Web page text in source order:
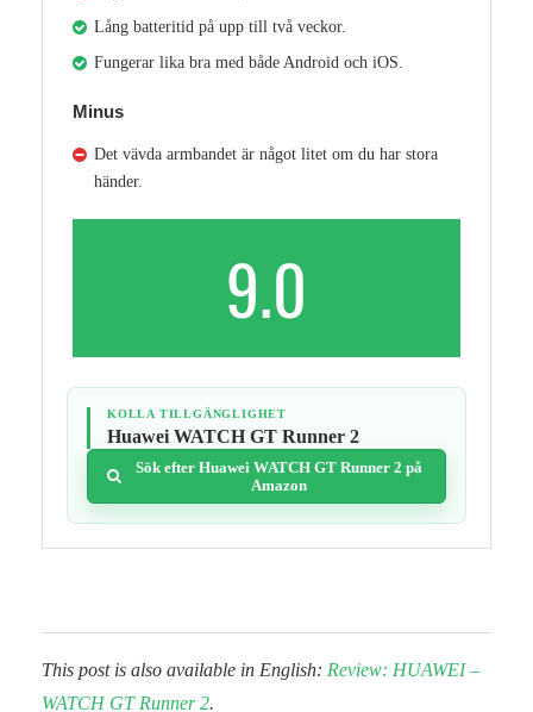
Lång batteritid på upp till två veckor.
Fungerar lika bra med både Android och iOS.
Minus
Det vävda armbandet är något litet om du har stora
händer.
9.0
KOLLA TILLGÄNGLIGHET
Huawei WATCH GT Runner 2
Sök efter Huawei WATCH GT Runner 2 på
Amazon
This post is also available in English: Review: HUAWEI –
WATCH GT Runner 2.